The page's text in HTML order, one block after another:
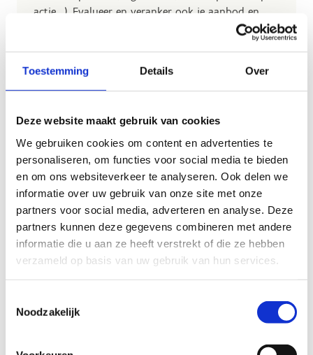
Toestemming Details Over
Deze website maakt gebruik van cookies
We gebruiken cookies om content en advertenties te
personaliseren, om functies voor social media te bieden
en om ons websiteverkeer te analyseren. Ook delen we
informatie over uw gebruik van onze site met onze
partners voor social media, adverteren en analyse. Deze
partners kunnen deze gegevens combineren met andere
informatie die u aan ze heeft verstrekt of die ze hebben
verzameld op basis van uw gebruik van hun services.
Noodzakelijk
actie,...). Evalueer en veranker ook je aanbod en
betrek hier zeker de gebruiker ook in. Op die
manier kan je een nog beter resultaat bereiken.
Bike2School
Fietsbeloningssysteem in Zemst
Fietsbeloningssysteem in Schelle